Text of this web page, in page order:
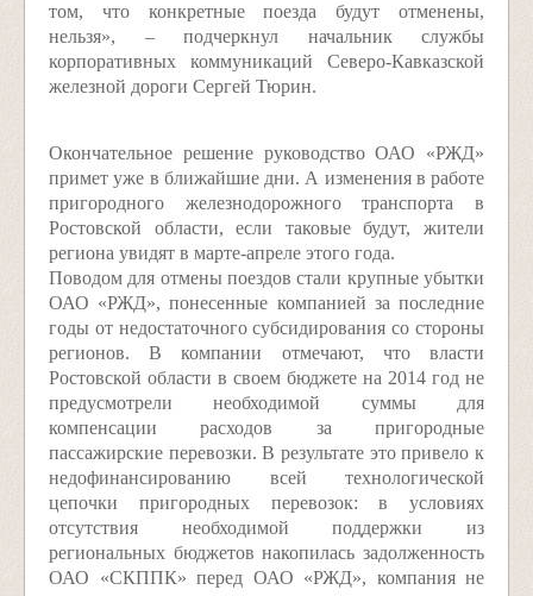
том, что конкретные поезда будут отменены,
нельзя», – подчеркнул начальник службы
корпоративных коммуникаций Северо-Кавказской
железной дороги Сергей Тюрин.
Окончательное решение руководство ОАО «РЖД»
примет уже в ближайшие дни. А изменения в работе
пригородного железнодорожного транспорта в
Ростовской области, если таковые будут, жители
региона увидят в марте-апреле этого года.
Поводом для отмены поездов стали крупные убытки
ОАО «РЖД», понесенные компанией за последние
годы от недостаточного субсидирования со стороны
регионов. В компании отмечают, что власти
Ростовской области в своем бюджете на 2014 год не
предусмотрели необходимой суммы для
компенсации расходов за пригородные
пассажирские перевозки. В результате это привело к
недофинансированию всей технологической
цепочки пригородных перевозок: в условиях
отсутствия необходимой поддержки из
региональных бюджетов накопилась задолженность
ОАО «СКППК» перед ОАО «РЖД», компания не